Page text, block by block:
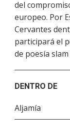
del
europeo. Por
Cervantes
participará el
de poesía slam
DENTRO DE
Aljamía